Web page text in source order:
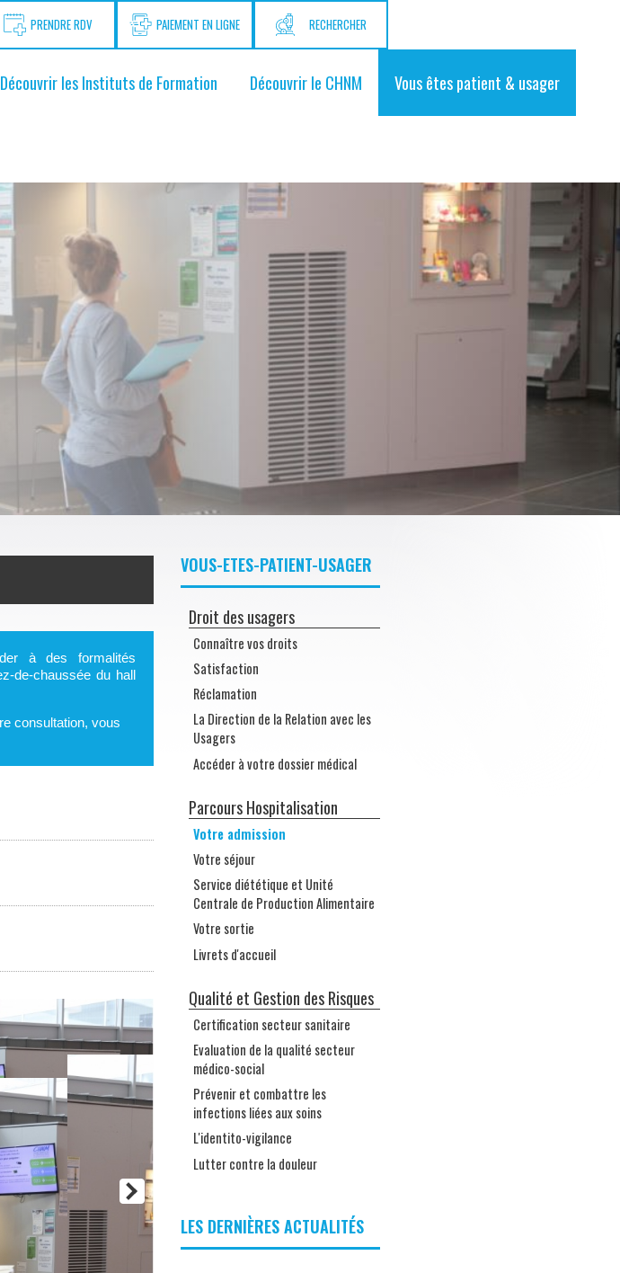
PRENDRE RDV PAIEMENT EN LIGNE RECHERCHER
Découvrir les Instituts de Formation Découvrir le CHNM Vous êtes patient & usager
à des formalités
de-chaussée du hall
consultation, vous
VOUS-ETES-PATIENT-USAGER
Droit des usagers
Connaître vos droits
Satisfaction
Réclamation
La Direction de la Relation avec les
Usagers
Accéder à votre dossier médical
Parcours Hospitalisation
Votre admission
Votre séjour
Service diététique et Unité
Centrale de Production Alimentaire
Votre sortie
Livrets d'accueil
Qualité et Gestion des Risques
Certification secteur sanitaire
Evaluation de la qualité secteur
médico-social
Prévenir et combattre les
infections liées aux soins
L'identito-vigilance
Lutter contre la douleur
LES DERNIÈRES ACTUALITÉS